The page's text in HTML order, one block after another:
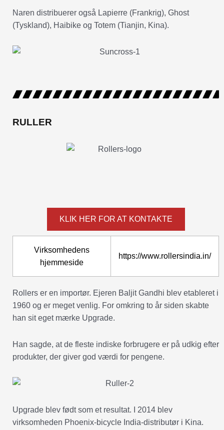
Naren distribuerer også Lapierre (Frankrig), Ghost
(Tyskland), Haibike og Totem (Tianjin, Kina).
RULLER
KLIK HER FOR AT KONTAKTE
Virksomhedens
hjemmeside
https://www.rollersindia.in/
Rollers er en importør. Ejeren Baljit Gandhi blev etableret i
1960 og er meget venlig. For omkring to år siden skabte
han sit eget mærke Upgrade.
Han sagde, at de fleste indiske forbrugere er på udkig efter
produkter, der giver god værdi for pengene.
Upgrade blev født som et resultat. I 2014 blev
virksomheden Phoenix-bicycle India-distributør i Kina.